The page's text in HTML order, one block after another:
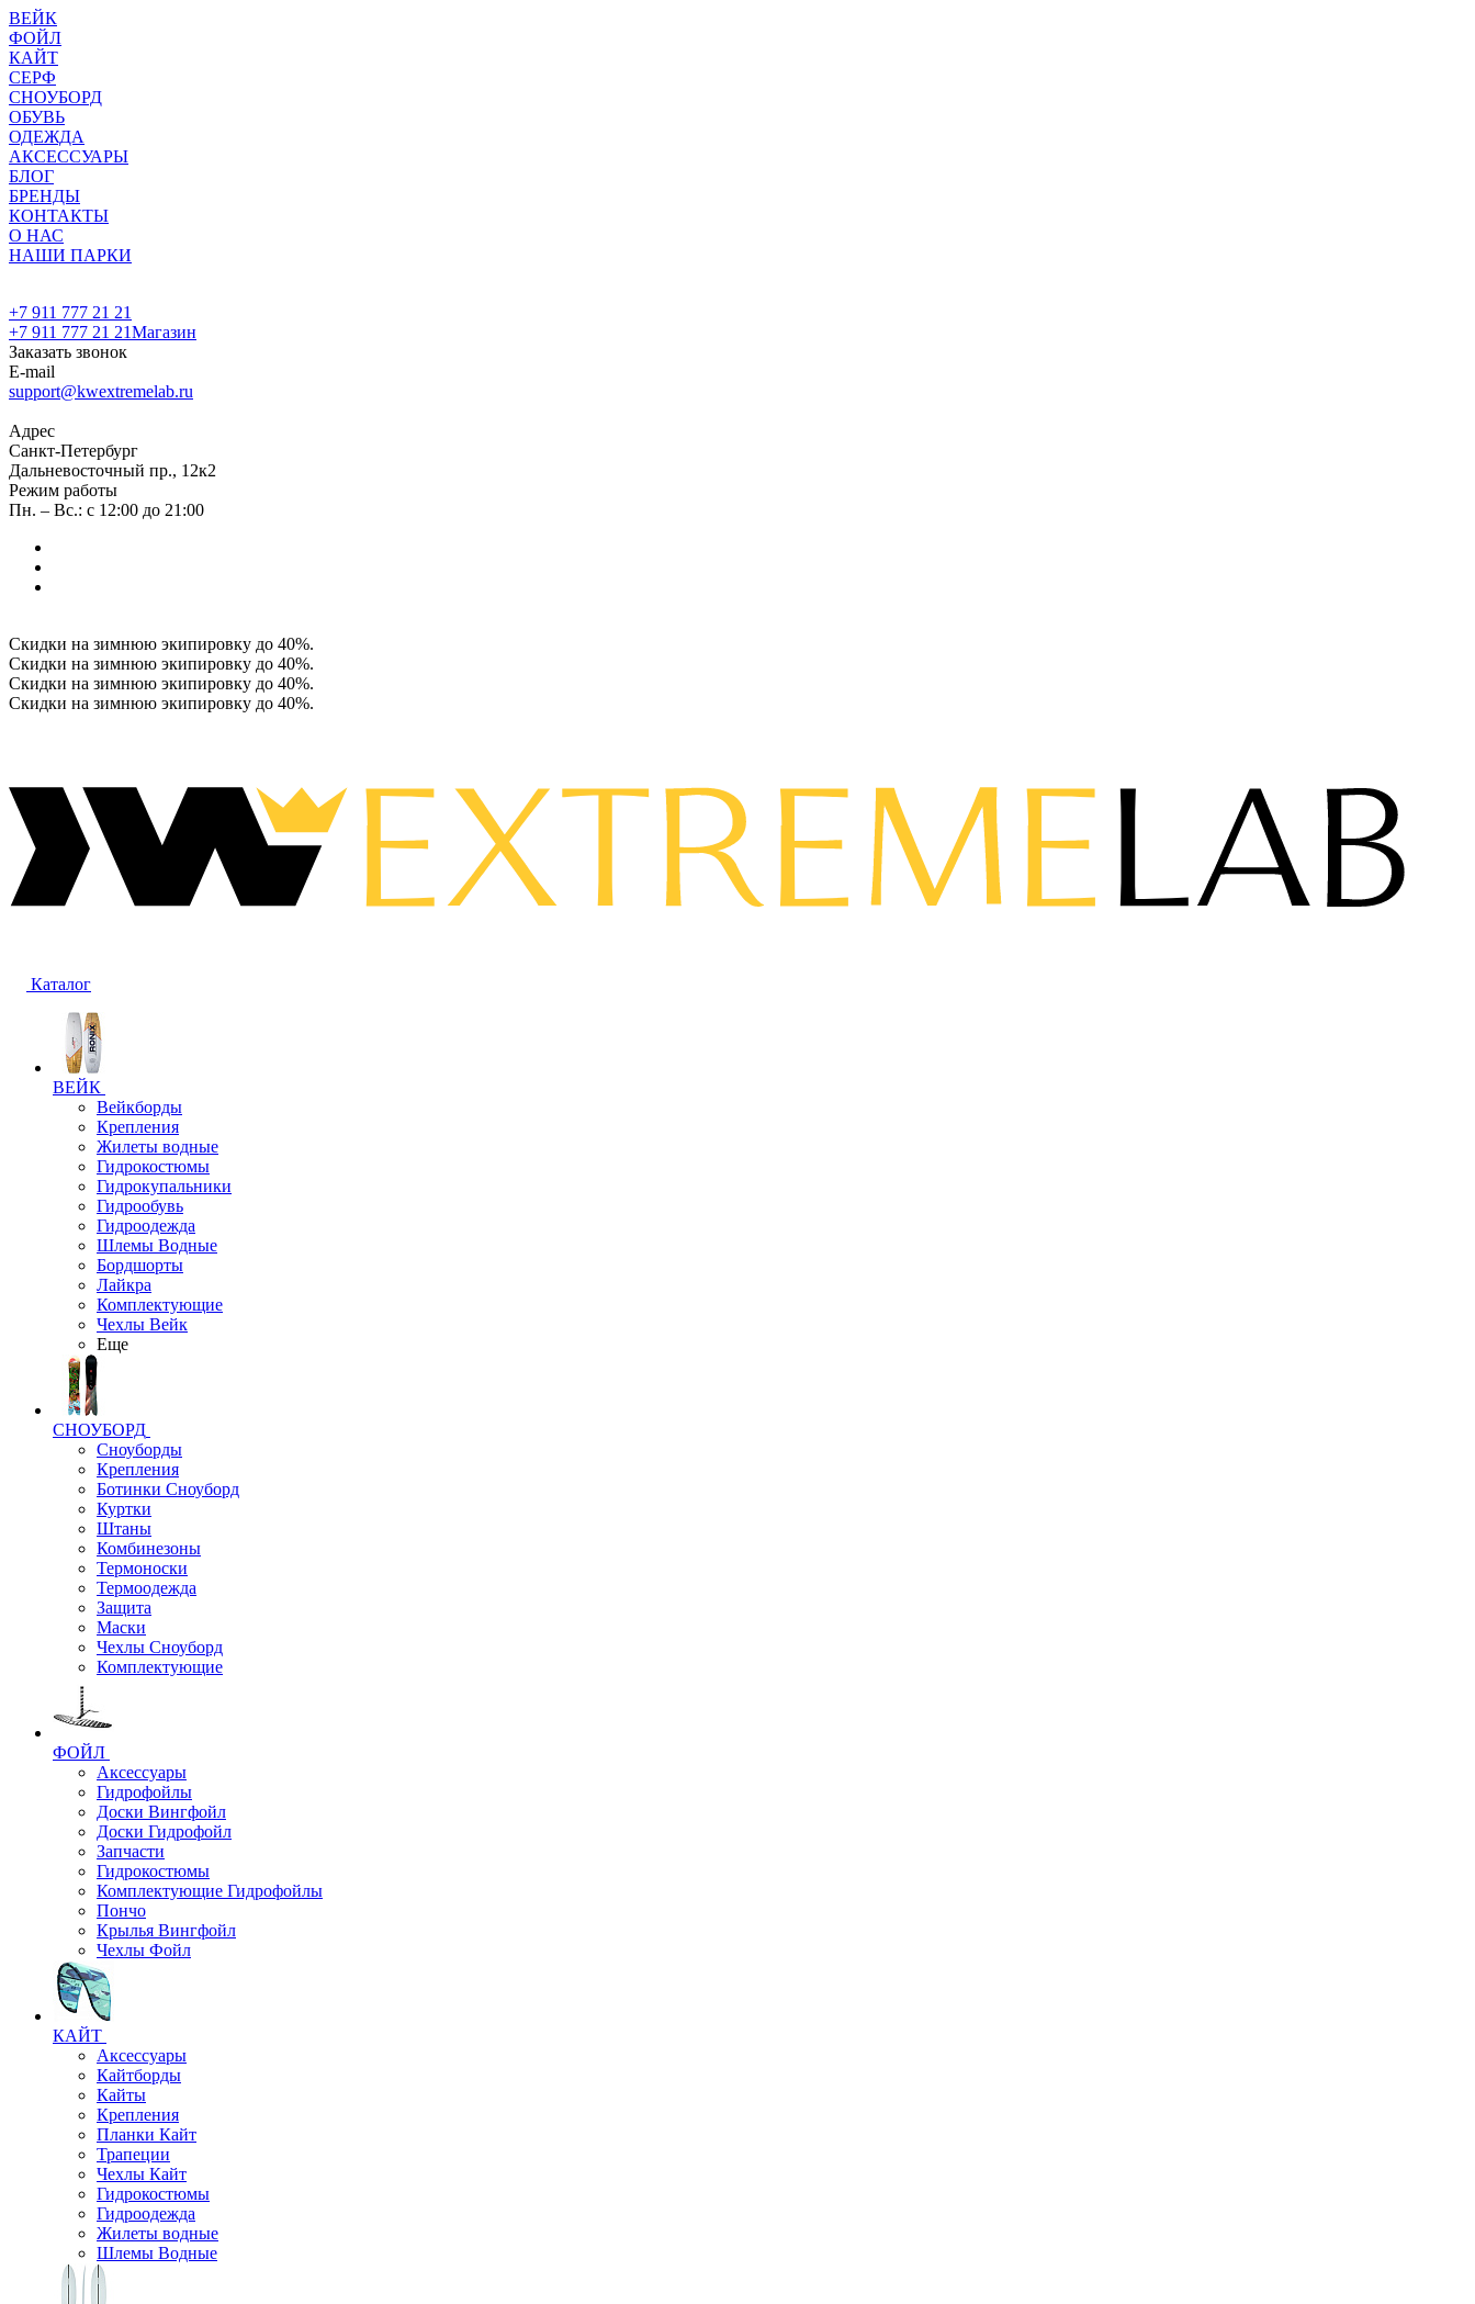
ВЕЙК
ФОЙЛ
КАЙТ
СЕРФ
СНОУБОРД
ОБУВЬ
ОДЕЖДА
АКСЕССУАРЫ
БЛОГ
БРЕНДЫ
КОНТАКТЫ
О НАС
НАШИ ПАРКИ
+7 911 777 21 21
+7 911 777 21 21Магазин
Заказать звонок
E-mail
support@kwextremelab.ru
Адрес
Санкт-Петербург
Дальневосточный пр., 12к2
Режим работы
Пн. – Вс.: с 12:00 до 21:00
Скидки на зимнюю экипировку до 40%.
Скидки на зимнюю экипировку до 40%.
Скидки на зимнюю экипировку до 40%.
Скидки на зимнюю экипировку до 40%.
Каталог
ВЕЙК
Вейкборды
Крепления
Жилеты водные
Гидрокостюмы
Гидрокупальники
Гидрообувь
Гидроодежда
Шлемы Водные
Бордшорты
Лайкра
Комплектующие
Чехлы Вейк
Еще
СНОУБОРД
Сноуборды
Крепления
Ботинки Сноуборд
Куртки
Штаны
Комбинезоны
Термоноски
Термоодежда
Защита
Маски
Чехлы Сноуборд
Комплектующие
ФОЙЛ
Аксессуары
Гидрофойлы
Доски Вингфойл
Доски Гидрофойл
Запчасти
Гидрокостюмы
Комплектующие Гидрофойлы
Пончо
Крылья Вингфойл
Чехлы Фойл
КАЙТ
Аксессуары
Кайтборды
Кайты
Крепления
Планки Кайт
Трапеции
Чехлы Кайт
Гидрокостюмы
Гидроодежда
Жилеты водные
Шлемы Водные